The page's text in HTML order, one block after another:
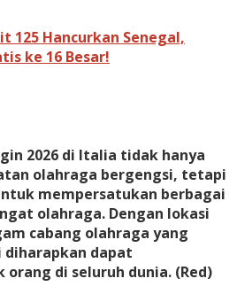
125 Hancurkan Senegal,
ke 16 Besar!
2026 di Italia tidak hanya
olahraga bergengsi, tetapi
mempersatukan berbagai
olahraga. Dengan lokasi
cabang olahraga yang
dapat
di seluruh dunia. (Red)